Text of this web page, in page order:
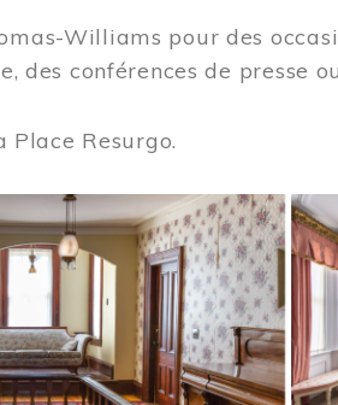
Williams pour des
des conférences de presse
Place Resurgo.